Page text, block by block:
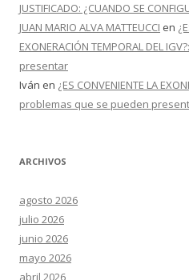
JUSTIFICADO: ¿CUANDO SE
JUAN MARIO ALVA MATTEUCCI en
EXONERACIÓN TEMPORAL DEL
presentar
Iván en ¿ES CONVENIENTE LA
problemas que se pueden
ARCHIVOS
agosto 2026
julio 2026
junio 2026
mayo 2026
abril 2026